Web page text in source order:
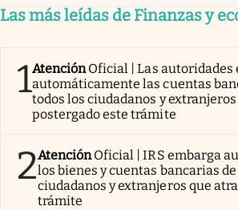
Las más leídas de Finanzas y
1AtenciónOficial | Las autoridades
automáticamente las cuentas
todos los ciudadanos y
postergado este trámite
2AtenciónOficial | IRS embarga
los bienes y cuentas bancarias
ciudadanos y extranjeros que
trámite